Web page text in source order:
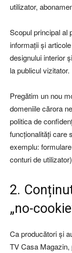
utilizator,
Scopul principal al
informații și
designului interior
la publicul vizitator.
Pregătim un nou
domeniile cărora
politica de
funcționalități care
exemplu:
conturi de
2.
„no-
Ca producători și
TV Casa Magazin,